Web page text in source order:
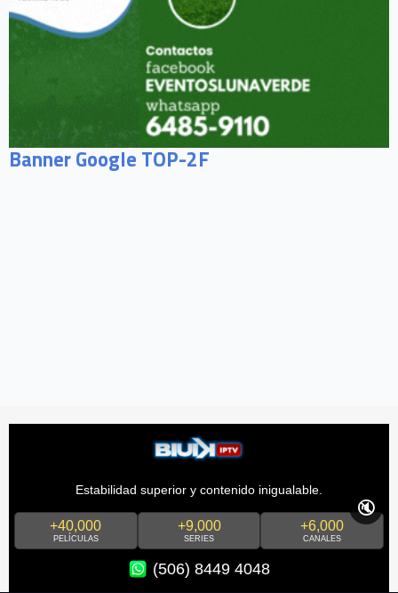
Banner Google TOP-2F
Estabilidad superior y contenido inigualable.
+40,000
PELÍCULAS
+9,000
SERIES
+6,000
CANALES
(506) 8449 4048
🔇